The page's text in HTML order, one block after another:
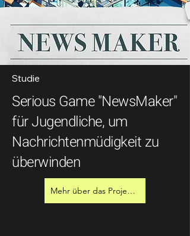
Studie
Serious Game "NewsMaker"
für Jugendliche, um
Nachrichtenmüdigkeit zu
überwinden
Mehr über das Projekt erfahren